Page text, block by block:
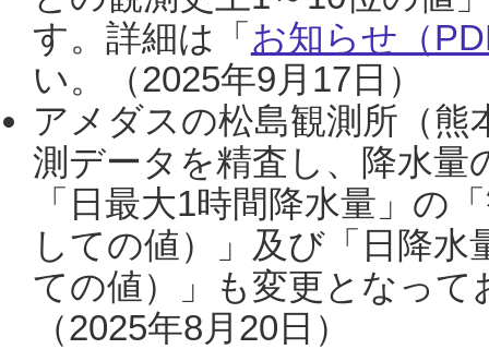
す。詳細は「 お知らせ（
い。（2025年9月17日）
アメダスの松島観測所（熊
測データを精査し、降水
「日最大1時間降水量」の
しての値）」及び「日降
ての値）」も変更となっ
（2025年8月20日）